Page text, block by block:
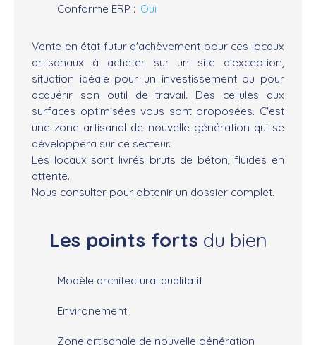
Conforme ERP : Oui
Vente en état futur d'achèvement pour ces locaux
artisanaux à acheter sur un site d'exception,
situation idéale pour un investissement ou pour
acquérir son outil de travail. Des cellules aux
surfaces optimisées vous sont proposées. C'est
une zone artisanal de nouvelle génération qui se
développera sur ce secteur.
Les locaux sont livrés bruts de béton, fluides en
attente.
Nous consulter pour obtenir un dossier complet.
Les points forts du bien
Modèle architectural qualitatif
Environement
Zone artisanale de nouvelle génération